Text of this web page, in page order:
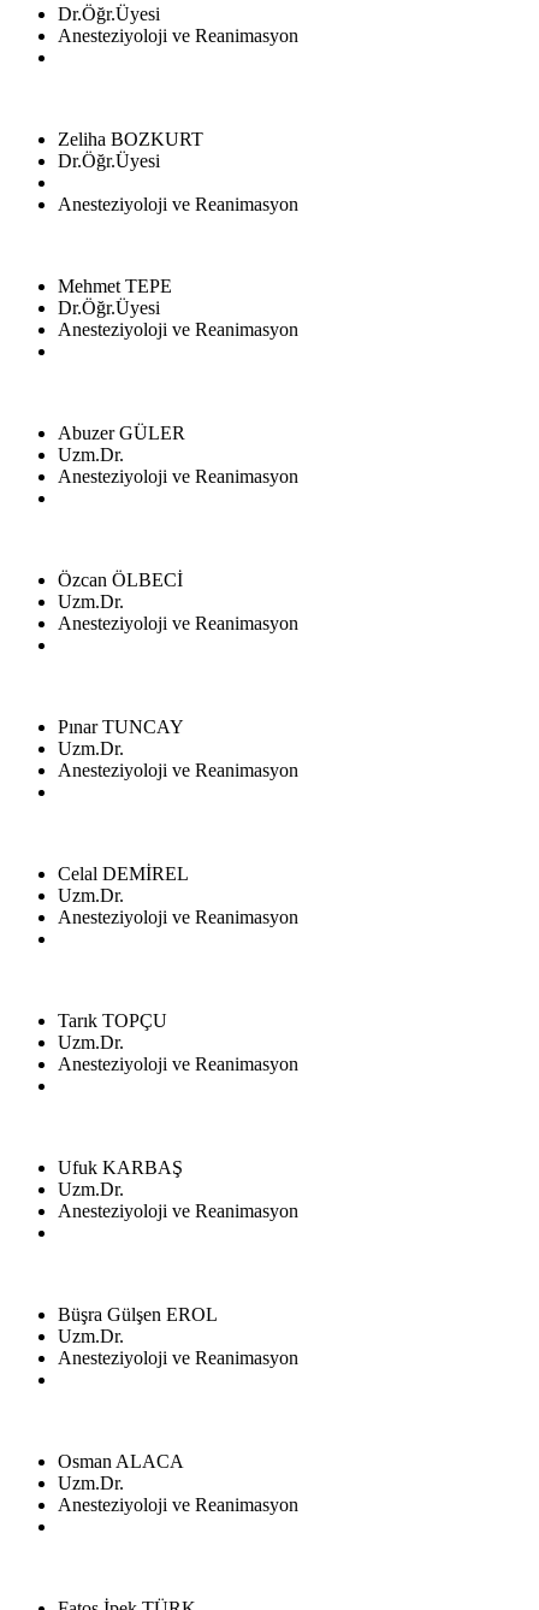
Dr.Öğr.Üyesi
Anesteziyoloji ve Reanimasyon
Zeliha BOZKURT
Dr.Öğr.Üyesi
Anesteziyoloji ve Reanimasyon
Mehmet TEPE
Dr.Öğr.Üyesi
Anesteziyoloji ve Reanimasyon
Abuzer GÜLER
Uzm.Dr.
Anesteziyoloji ve Reanimasyon
Özcan ÖLBECİ
Uzm.Dr.
Anesteziyoloji ve Reanimasyon
Pınar TUNCAY
Uzm.Dr.
Anesteziyoloji ve Reanimasyon
Celal DEMİREL
Uzm.Dr.
Anesteziyoloji ve Reanimasyon
Tarık TOPÇU
Uzm.Dr.
Anesteziyoloji ve Reanimasyon
Ufuk KARBAŞ
Uzm.Dr.
Anesteziyoloji ve Reanimasyon
Büşra Gülşen EROL
Uzm.Dr.
Anesteziyoloji ve Reanimasyon
Osman ALACA
Uzm.Dr.
Anesteziyoloji ve Reanimasyon